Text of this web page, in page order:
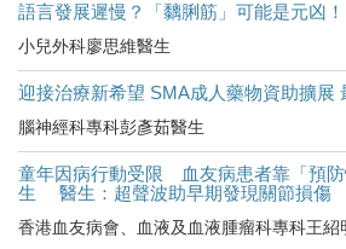
語言發展遲慢？「黐脷筋」可能是元凶！
小兒外科廖思維醫生
迎接治療新希望 SMA成人藥物資助擴展
腦神經科專科彭彥茹醫生
童年因病行動受限 血友病患者靠「預防
生 醫生：超聲波助早期發現關節損傷
香港血友病會、血液及血液腫瘤科專科王紹